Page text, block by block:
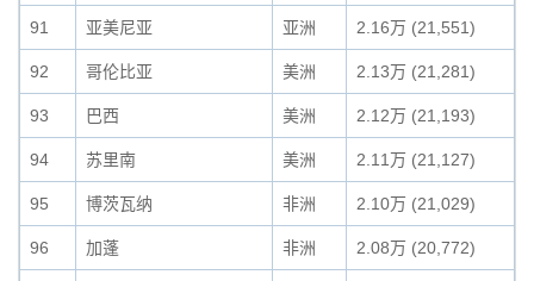
91 亚美尼亚 亚洲 2.16万 (21,551)
92 哥伦比亚 美洲 2.13万 (21,281)
93 巴西 美洲 2.12万 (21,193)
94 苏里南 美洲 2.11万 (21,127)
95 博茨瓦纳 非洲 2.10万 (21,029)
96 加蓬 非洲 2.08万 (20,772)